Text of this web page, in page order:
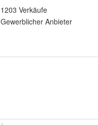
1203 Verkäufe
Gewerblicher Anbieter